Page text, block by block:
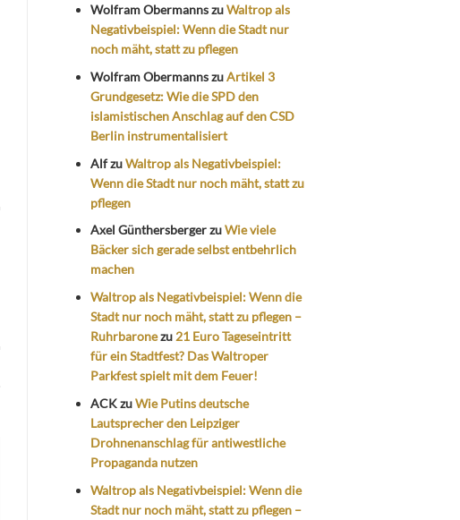
Wolfram ObermannszuWaltrop als
Negativbeispiel: Wenn die Stadt nur
noch mäht, statt zu pflegen
Wolfram ObermannszuArtikel 3
Grundgesetz: Wie die SPD den
islamistischen Anschlag auf den CSD
Berlin instrumentalisiert
AlfzuWaltrop als Negativbeispiel:
Wenn die Stadt nur noch mäht, statt zu
pflegen
Axel GünthersbergerzuWie viele
Bäcker sich gerade selbst entbehrlich
machen
Waltrop als Negativbeispiel: Wenn die
Stadt nur noch mäht, statt zu pflegen –
Ruhrbaronezu 21 Euro Tageseintritt
für ein Stadtfest? Das Waltroper
Parkfest spielt mit dem Feuer!
ACKzuWie Putins deutsche
Lautsprecher den Leipziger
Drohnenanschlag für antiwestliche
Propaganda nutzen
Waltrop als Negativbeispiel: Wenn die
Stadt nur noch mäht, statt zu pflegen –